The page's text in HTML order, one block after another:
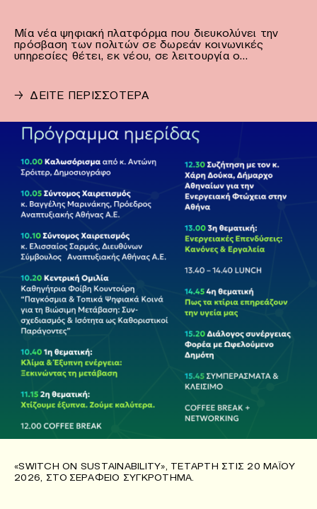
Μία νέα ψηφιακή πλατφόρμα που διευκολύνει την
πρόσβαση των πολιτών σε δωρεάν κοινωνικές
υπηρεσίες θέτει, εκ νέου, σε λειτουργία ο…
→ ΔΕΙΤΕ ΠΕΡΙΣΣΟΤΕΡΑ
«SWITCH ON SUSTAINABILITY», ΤΕΤΆΡΤΗ ΣΤΙΣ 20 ΜΑΪ́ΟΥ
2026, ΣΤΟ ΣΕΡΆΦΕΙΟ ΣΥΓΚΡΌΤΗΜΑ.